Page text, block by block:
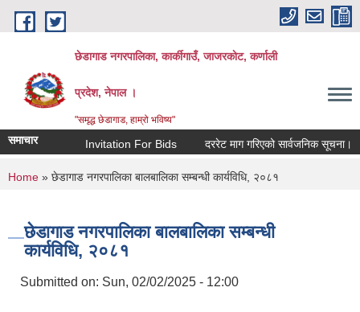
Skip to main content
छेडागाड नगरपालिका, कार्कीगाउँ, जाजरकाेट, कर्णाली
प्रदेश, नेपाल ।
"समृद्ध छेडागाड, हाम्रो भविष्य"
समाचार Invitation For Bids दररेट माग गरिएको सार्वजनिक सूचना।
You are here
Home » छेडागाड नगरपालिका बालबालिका सम्बन्धी कार्यविधि, २०८१
छेडागाड नगरपालिका बालबालिका सम्बन्धी
कार्यविधि, २०८१
Submitted on: Sun, 02/02/2025 - 12:00